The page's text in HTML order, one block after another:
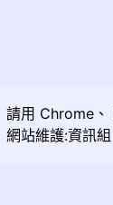
請用 Chrome 、
網站維護:資訊組